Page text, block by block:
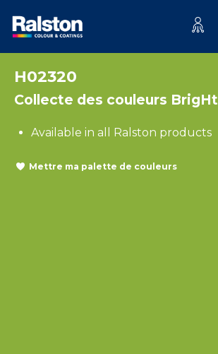
H02320
Collecte des couleurs BrigHt
Available in all Ralston products
Mettre ma palette de couleurs